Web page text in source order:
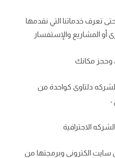
تعرف خدماتنا التي نقدمها
أو المشاريع والإستفسار
وحجز مكانك
دلتاوى كواحدة من
الاحترافية
سايت الكترونى وبرمجتها من